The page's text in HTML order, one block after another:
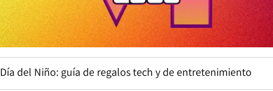
Día del Niño: guía de regalos tech y de entretenimiento